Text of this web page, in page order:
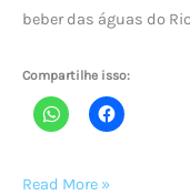
beber das águas do
Compartilhe isso:
BOA
Read More »